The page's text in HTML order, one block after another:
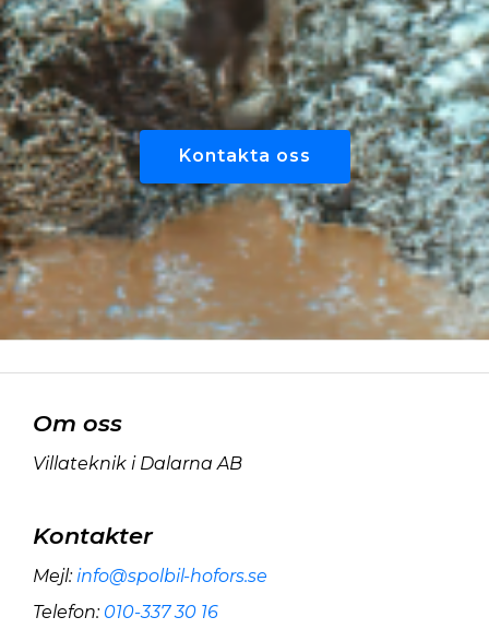
Kontakta oss
Om oss
Villateknik i Dalarna AB
Kontakter
Mejl: info@spolbil-hofors.se
Telefon:010-337 30 16